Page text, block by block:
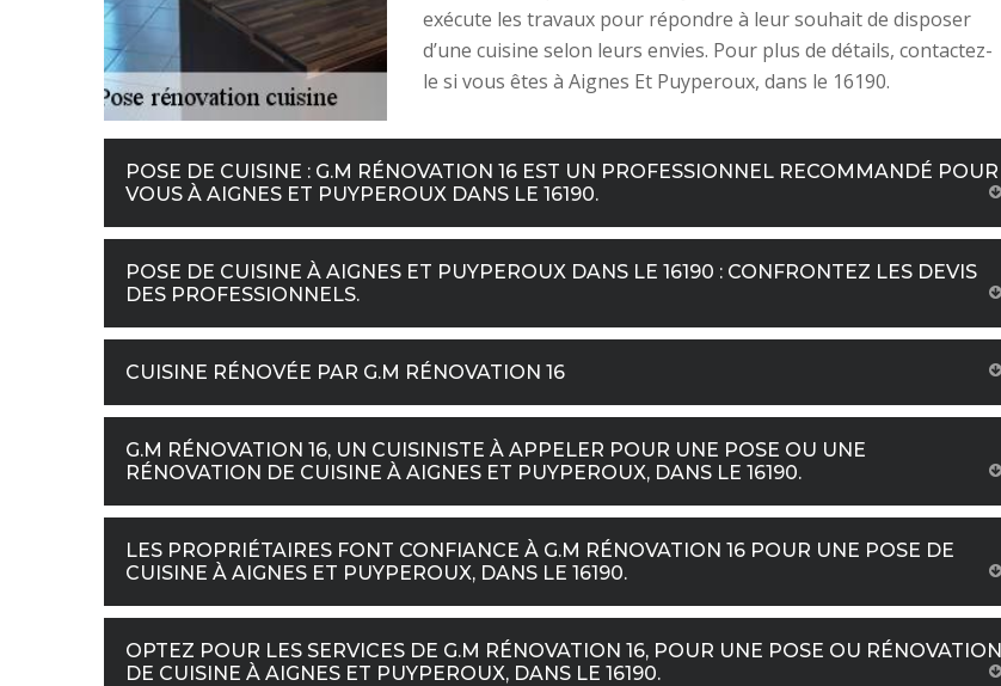
exécute les travaux pour répondre à leur souhait de disposer
d’une cuisine selon leurs envies. Pour plus de détails, contactez-
le si vous êtes à Aignes Et Puyperoux, dans le 16190.
POSE DE CUISINE : G.M RÉNOVATION 16 EST UN PROFESSIONNEL RECOMMANDÉ POUR
VOUS À AIGNES ET PUYPEROUX DANS LE 16190.
POSE DE CUISINE À AIGNES ET PUYPEROUX DANS LE 16190 : CONFRONTEZ LES DEVIS
DES PROFESSIONNELS.
CUISINE RÉNOVÉE PAR G.M RÉNOVATION 16
G.M RÉNOVATION 16, UN CUISINISTE À APPELER POUR UNE POSE OU UNE
RÉNOVATION DE CUISINE À AIGNES ET PUYPEROUX, DANS LE 16190.
LES PROPRIÉTAIRES FONT CONFIANCE À G.M RÉNOVATION 16 POUR UNE POSE DE
CUISINE À AIGNES ET PUYPEROUX, DANS LE 16190.
OPTEZ POUR LES SERVICES DE G.M RÉNOVATION 16, POUR UNE POSE OU RÉNOVATION
DE CUISINE À AIGNES ET PUYPEROUX, DANS LE 16190.